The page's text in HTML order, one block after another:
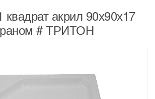
акрил 90х90х17
# ТРИТОН